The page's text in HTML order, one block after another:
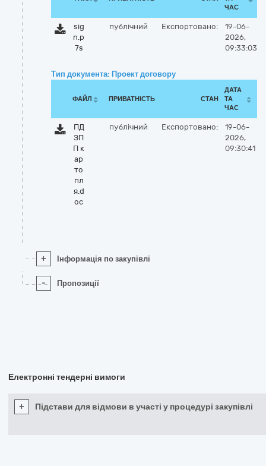
ЧАС
sig
n.p
7s
публічний Експортовано:
19-06-
2026,
09:33:03
Тип документа: Проект договору
ФАЙЛ ПРИВАТНІСТЬ СТАН
ДАТА
ТА
ЧАС
ПД
ЗП
П к
ар
то
пл
я.d
oc
публічний Експортовано:
19-06-
2026,
09:30:41
+ Інформація по закупівлі
- Пропозиції
Електронні тендерні вимоги
+ Підстави для відмови в участі у процедурі закупівлі